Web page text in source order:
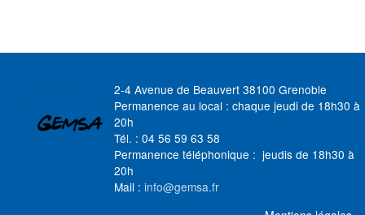
2-4 Avenue de Beauvert 38100 Grenoble
Permanence au local : chaque jeudi de 18h30 à
20h
Tél. : 04 56 59 63 58
Permanence téléphonique : jeudis de 18h30 à
20h
Mail : info@gemsa.fr